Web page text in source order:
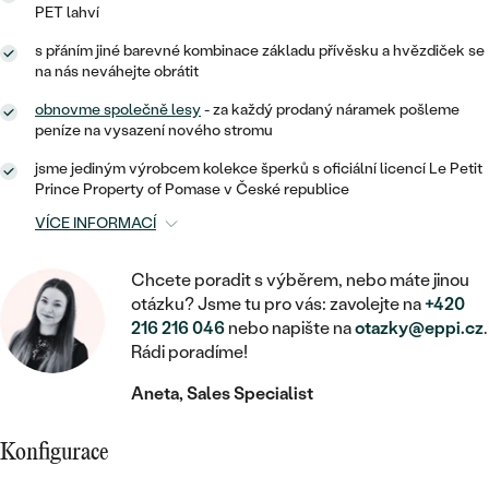
RUČNĚ RYTÉ
S VÝPLNÍ
SVATEBNÍ SETY
DLE CENY
CENOVĚ DOSTUPNÉ
LUXUSNÍ
ZAČÍT S BAREVNÝM DIAMANTEM
DIAMANT
MOISSANIT
BAREVNÝ DIAMANT
ČERNÝ DIAMANT
SALT AND PEPPER DIAMANT
DOPLŇKY
DLE MATERIÁLU
STŘÍBRO
PLATINA
DĚTSKÉ
PIERCING
DLE KAMENE
S DIAMANTY
S DRAHOKAMY
S PERLAMI
DLE CENY
CENOVĚ DOSTUPNÉ
LUXUSNÍ
VE TVARU SRDCE
SE ZVÍŘATY
S DIAMANTY
S DRAHOKAMY
STATEMENT
PEČETNÍ
PERSONALIZOVANÉ
DLE DRAHOKAMU
S DIAMANTY
S DRAHOKAMY
S PERLAMI
DLE CENY
PET lahví
s přáním jiné barevné kombinace základu přívěsku a hvězdiček se
na nás neváhejte obrátit
obnovme společně lesy- za každý prodaný náramek pošleme
peníze na vysazení nového stromu
jsme jediným výrobcem kolekce šperků s oficiální licencí Le Petit
Prince Property of Pomase v České republice
VÍCE INFORMACÍ
Chcete poradit s výběrem, nebo máte jinou
otázku? Jsme tu pro vás: zavolejte na+420
216 216 046 nebo napište naotazky@eppi.cz.
Rádi poradíme!
Aneta, Sales Specialist
Konfigurace